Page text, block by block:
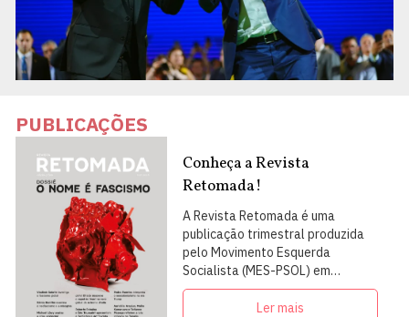
PUBLICAÇÕES
Conheça a Revista
Retomada!
A Revista Retomada é uma
publicação trimestral produzida
pelo Movimento Esquerda
Socialista (MES-PSOL) em
articulação com intelectuais,
militantes e artistas
Ler mais